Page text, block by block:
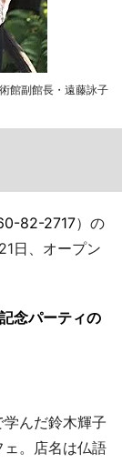
館副館長・遠藤詠子
82-2717）の
日、オープン
念パーティの
んだ鈴木輝子
。店名は仏語